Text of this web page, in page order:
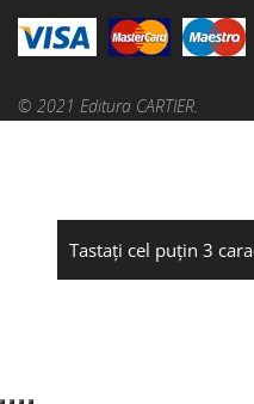
© 2021 Editura CARTIER.